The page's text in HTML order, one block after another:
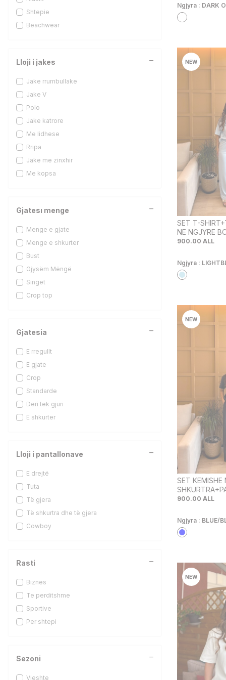
TO-5006-1
YM-26432
TO-4021
TO-6002
LI-19284
LI-10635
STC-477
LI-10817
PO-2777
MS-2510
FI-11050
BS-8662
TO-60464
NO-2690
DE-26906
DE-26909
SI-70
Shtepie
Beachwear
Lloji i jakes
Jake rrumbullake
Jake V
Polo
Jake katrore
Me lidhese
Rripa
Jake me zinxhir
Me kopsa
Gjatesı menge
Menge e gjate
Menge e shkurter
Bust
Gjysëm Mëngë
Singet
Crop top
Gjatesia
E rregullt
E gjate
Crop
Standarde
Deri tek gjuri
E shkurter
Lloji i pantallonave
E drejtë
Tuta
Të gjera
Të shkurtra dhe të gjera
Cowboy
Rasti
Biznes
Te perditshme
Sportive
Per shtepi
Sezoni
Vjeshte
Ngjyra : DARK
NEW
SET T-
NE NGJYRE
900.00 ALL
Ngjyra :
NEW
SET KEMISHE
FEMRA NE
900.00 ALL
Ngjyra : BLUE/
NEW